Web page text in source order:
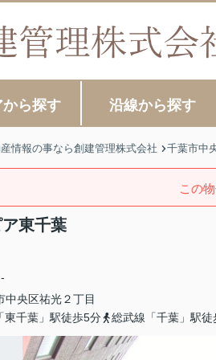
から探す 沿線から探す
産情報の事なら創建管理株式会社 千葉市中
この
東千葉
中央区祐光２丁目
東千葉」駅徒歩5分
総武線「千葉」駅徒